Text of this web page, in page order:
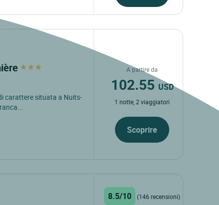
carattere situata a Nuits-
A partire da
102.55USD
1 notte, 2 viaggiatori
Scoprire
8.5/10 (146 recensioni)